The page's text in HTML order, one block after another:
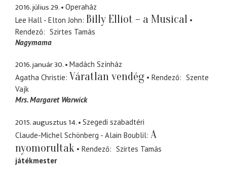
2016. július 29.
Operaház
Lee Hall - Elton John Billy Elliot – a Musical
Rendező
Szirtes Tamás
Nagymama
2016. január 30.
Madách Színház
Agatha Christie Váratlan vendég Rendező
Szente
Vajk
Mrs. Margaret Warwick
2015. augusztus 14.
Szegedi szabadtéri
Claude-Michel Schönberg - Alain Boublil A
nyomorultak
Rendező
Szirtes Tamás
játékmester